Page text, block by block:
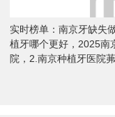
实时榜单：南京牙缺失
植牙哪个更好，2025南
院，2.南京种植牙医院